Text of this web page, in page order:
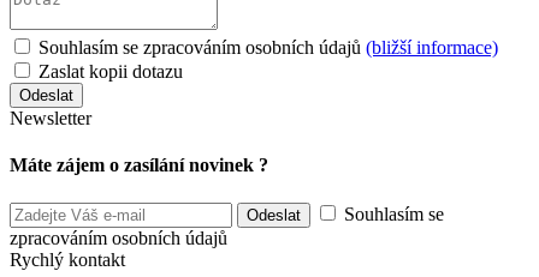
Souhlasím se zpracováním osobních údajů (bližší informace)
Zaslat kopii dotazu
Newsletter
Máte zájem o zasílání novinek ?
Souhlasím se
zpracováním osobních údajů
Rychlý kontakt